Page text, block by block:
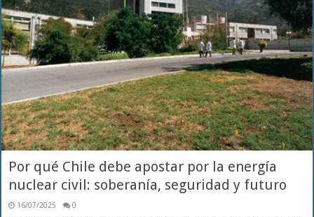
Por qué Chile debe apostar por la energía
nuclear civil: soberanía, seguridad y futuro
16/07/2025 0